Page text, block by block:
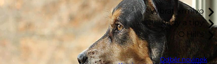
Vybrat krmivo
Rady a tipy
O Hill's
Odběr novinek